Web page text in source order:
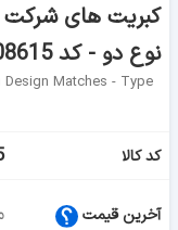
کبریت های شرکت
نوع دو - کد 008615
Design Matches - Type
کد کالا
آخرین قیمت